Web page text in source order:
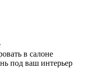
в салоне
под ваш интерьер